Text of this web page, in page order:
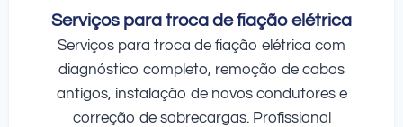
Serviços para troca de fiação elétrica
Serviços para troca de fiação elétrica com
diagnóstico completo, remoção de cabos
antigos, instalação de novos condutores e
correção de sobrecargas. Profissional